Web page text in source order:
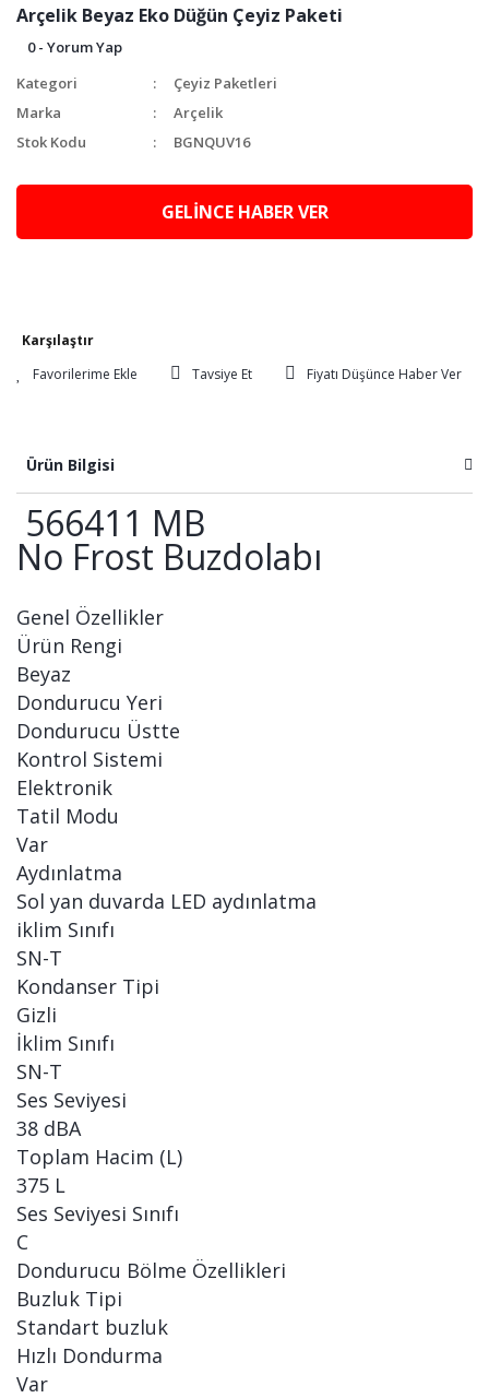
Arçelik Beyaz Eko Düğün Çeyiz Paketi
0 - Yorum Yap
Kategori
Çeyiz Paketleri
Marka
Arçelik
Stok Kodu
BGNQUV16
GELİNCE HABER VER
Karşılaştır
Tavsiye Et
Fiyatı Düşünce Haber Ver
Ürün Bilgisi
566411 MB
No Frost Buzdolabı
Genel Özellikler
Ürün Rengi
Beyaz
Dondurucu Yeri
Dondurucu Üstte
Kontrol Sistemi
Elektronik
Tatil Modu
Var
Aydınlatma
Sol yan duvarda LED aydınlatma
iklim Sınıfı
SN-T
Kondanser Tipi
Gizli
İklim Sınıfı
SN-T
Ses Seviyesi
38 dBA
Toplam Hacim (L)
375 L
Ses Seviyesi Sınıfı
C
Dondurucu Bölme Özellikleri
Buzluk Tipi
Standart buzluk
Hızlı Dondurma
Var